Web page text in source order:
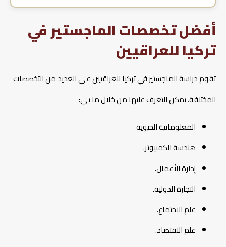
أفضل تخصصات الماجستير في
تركيا للعراقيين
تقوم دراسة الماجستير في تركيا للعراقيين على العديد من التخصصات
المختلفة، يمكن التعرف عليها من خلال ما يلي:
المعلوماتية الحيوية
هندسة الكمبيوتر.
إدارة الأعمال.
التجارة الدولية.
علم الاجتماع.
علم الاقتصاد.